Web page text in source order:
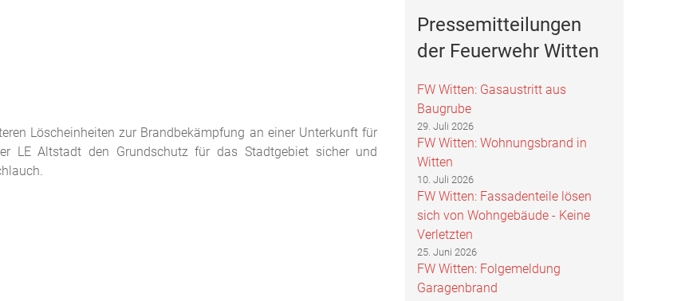
Löscheinheiten zur Brandbekämpfung an einer Unterkunft für
LE Altstadt den Grundschutz für das Stadtgebiet sicher und
Pressemitteilungen
der Feuerwehr Witten
FW Witten: Gasaustritt aus
Baugrube
29. Juli 2026
FW Witten: Wohnungsbrand in
Witten
10. Juli 2026
FW Witten: Fassadenteile lösen
sich von Wohngebäude - Keine
Verletzten
25. Juni 2026
FW Witten: Folgemeldung
Garagenbrand